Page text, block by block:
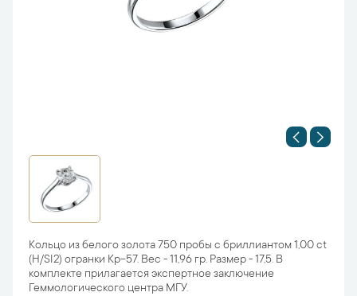
Кольцо из белого золота 750 пробы с бриллиантом 1,00 ct
(H/SI2) огранки Кр-57. Вес - 11,96 гр. Размер - 17,5. В
комплекте прилагается экспертное заключение
Геммологического центра МГУ.